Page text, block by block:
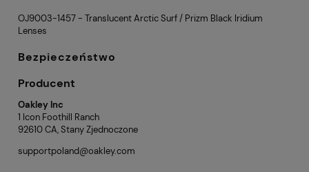
OJ9003-1457 - Translucent Arctic Surf / Prizm Black Iridium
Lenses
Bezpieczeństwo
Producent
Oakley Inc
1 Icon Foothill Ranch
92610 CA, Stany Zjednoczone
supportpoland@oakley.com